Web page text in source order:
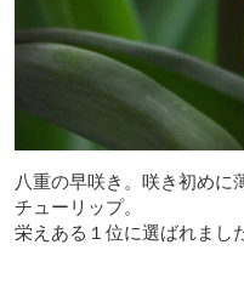
八重の早咲き。咲き初めに
チューリップ。
栄えある１位に選ばれまし